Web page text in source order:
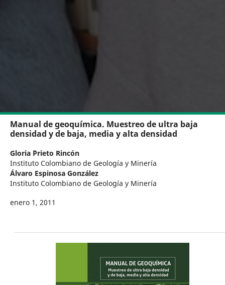
Manual de geoquímica. Muestreo de ultra baja
densidad y de baja, media y alta densidad
Gloria ¨Prieto Rincón
Instituto Colombiano de Geología y Minería
Álvaro Espinosa González
Instituto Colombiano de Geología y Minería
enero 1, 2011